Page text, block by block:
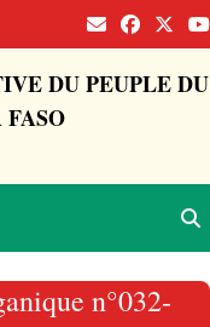
DU PEUPLE DU
n°032-